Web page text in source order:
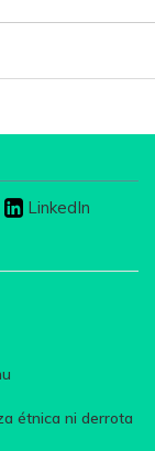
LinkedIn
étnica ni derrota